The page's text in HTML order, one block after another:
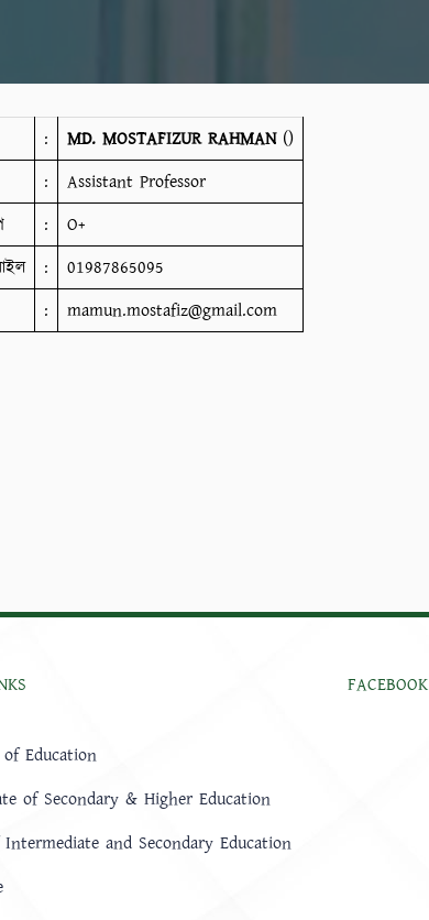
: MD. MOSTAFIZUR RAHMAN()
:
Assistant Professor
:
O+
:
01987865095
: mamun.mostafiz@gmail.com
Education
of Secondary & Higher Education
and Secondary Education
FACEBOOK